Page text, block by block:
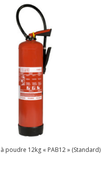
poudre 12kg « PAB12 » (Standard)